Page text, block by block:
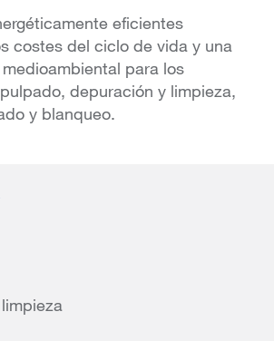
eficientes
costes del ciclo de vida y una
para los
depuración y limpieza,
y blanqueo.